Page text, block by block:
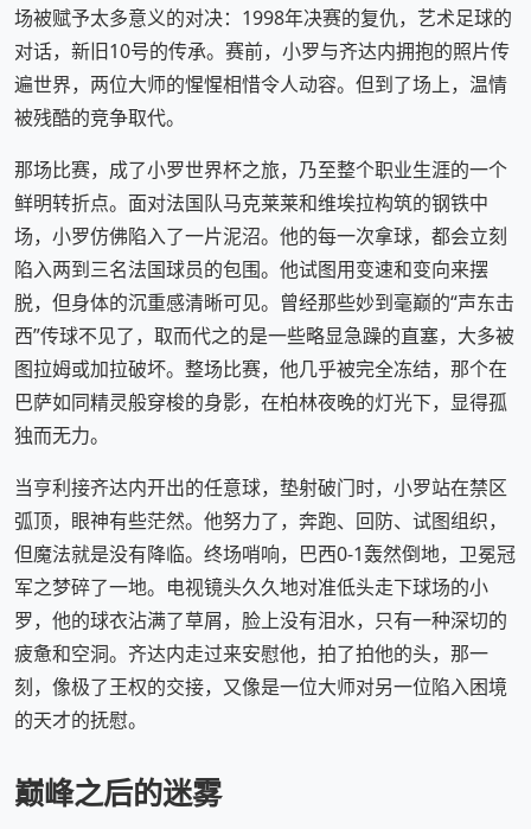
场被赋予太多意义的对决：1998年决赛的复仇，艺术足球的
对话，新旧10号的传承。赛前，小罗与齐达内拥抱的照片传
遍世界，两位大师的惺惺相惜令人动容。但到了场上，温情
被残酷的竞争取代。
那场比赛，成了小罗世界杯之旅，乃至整个职业生涯的一个
鲜明转折点。面对法国队马克莱莱和维埃拉构筑的钢铁中
场，小罗仿佛陷入了一片泥沼。他的每一次拿球，都会立刻
陷入两到三名法国球员的包围。他试图用变速和变向来摆
脱，但身体的沉重感清晰可见。曾经那些妙到毫巅的“声东击
西”传球不见了，取而代之的是一些略显急躁的直塞，大多被
图拉姆或加拉破坏。整场比赛，他几乎被完全冻结，那个在
巴萨如同精灵般穿梭的身影，在柏林夜晚的灯光下，显得孤
独而无力。
当亨利接齐达内开出的任意球，垫射破门时，小罗站在禁区
弧顶，眼神有些茫然。他努力了，奔跑、回防、试图组织，
但魔法就是没有降临。终场哨响，巴西0-1轰然倒地，卫冕冠
军之梦碎了一地。电视镜头久久地对准低头走下球场的小
罗，他的球衣沾满了草屑，脸上没有泪水，只有一种深切的
疲惫和空洞。齐达内走过来安慰他，拍了拍他的头，那一
刻，像极了王权的交接，又像是一位大师对另一位陷入困境
的天才的抚慰。
巅峰之后的迷雾